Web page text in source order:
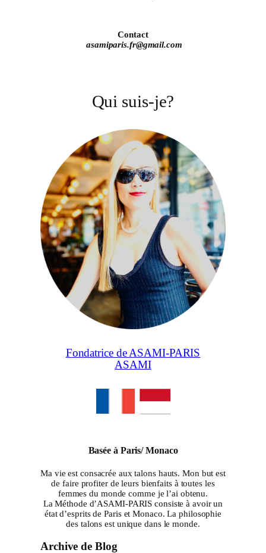
Contact
asamiparis.fr@gmail.com
Qui suis-je?
Fondatrice de ASAMI-PARIS
ASAMI
Basée à Paris/ Monaco
Ma vie est consacrée aux talons hauts. Mon but est
de faire profiter de leurs bienfaits à toutes les
femmes du monde comme je l’ai obtenu.
La Méthode d’ASAMI-PARIS consiste à avoir un
état d’esprits de Paris et Monaco. La philosophie
des talons est unique dans le monde.
Archive de Blog